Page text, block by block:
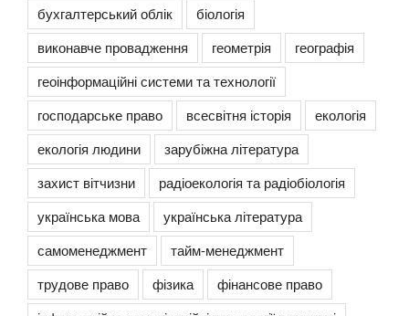
бухгалтерський облік
біологія
виконавче провадження
геометрія
географія
геоінформаційні системи та технології
господарське право
всесвітня історія
екологія
екологія людини
зарубіжна література
захист вітчизни
радіоекологія та радіобіологія
українська мова
українська література
самоменеджмент
тайм-менеджмент
трудове право
фізика
фінансове право